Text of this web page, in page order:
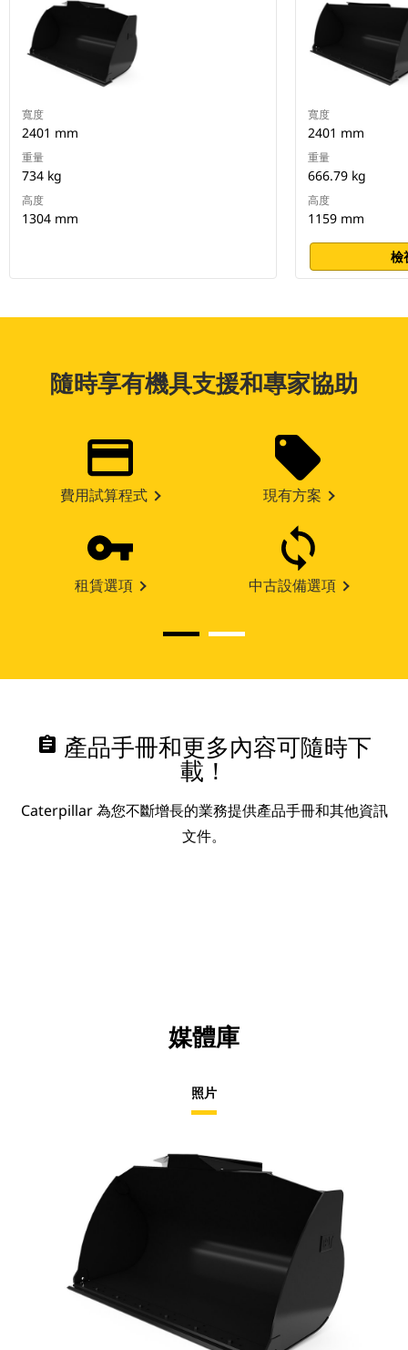
寬度
2401 mm
重量
734 kg
高度
1304 mm
寬度
2401 mm
重量
666.79 kg
高度
1159 mm
檢
隨時享有機具支援和專家協助
費用試算程式 現有方案
租賃選項 中古設備選項
assignment 產品手冊和更多內容可隨時下
載！
Caterpillar 為您不斷增長的業務提供產品手冊和其他資訊
文件。
媒體庫
照片